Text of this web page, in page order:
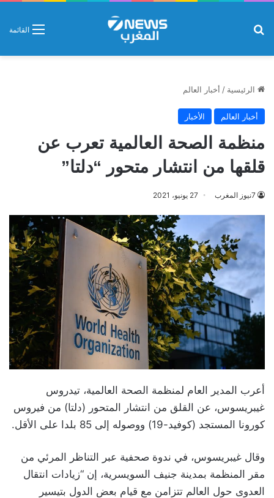
القائمة
الرئيسية / أخبار العالم
أخبار العالم الأخبار
منظمة الصحة العالمية تعرب عن
قلقها من انتشار متحور “دلتا”
7نيوز المغرب 27 يونيو، 2021
أعرب المدير العام لمنظمة الصحة العالمية، تيدروس
غيبريسوس، عن القلق من انتشار المتحور (دلتا) من فيروس
كورونا المستجد (كوفيد-19) ووصوله إلى 85 بلدا على الأقل.
وقال غيبريسوس، في ندوة صحفية عبر التناظر المرئي من
مقر المنظمة بمدينة جنيف السويسرية، إن “زيادات انتقال
العدوى حول العالم تتزامن مع قيام بعض الدول بتيسير